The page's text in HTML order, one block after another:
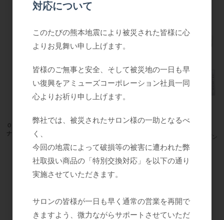
ＯＰＴ／ナノライト クリスタルメンテ
ナンス
参考上代
オープン
ハイドロスプラッシュ用 備品一覧
オープン
対応について
このたびの熊本地震により被災された皆様に心
よりお見舞い申し上げます。
皆様のご無事と安全、そして被災地の一日も早
い復興をアミューズコーポレーション社員一同
心よりお祈り申し上げます。
弊社では、被災されたサロン様の一助となるべ
く、
今回の地震によって破損等の被害に遭われた弊
社取扱い商品の「特別交換対応」を以下の通り
実施させていただきます。
サロンの皆様が一日も早く通常の営業を再開で
きますよう、微力ながらサポートさせていただ